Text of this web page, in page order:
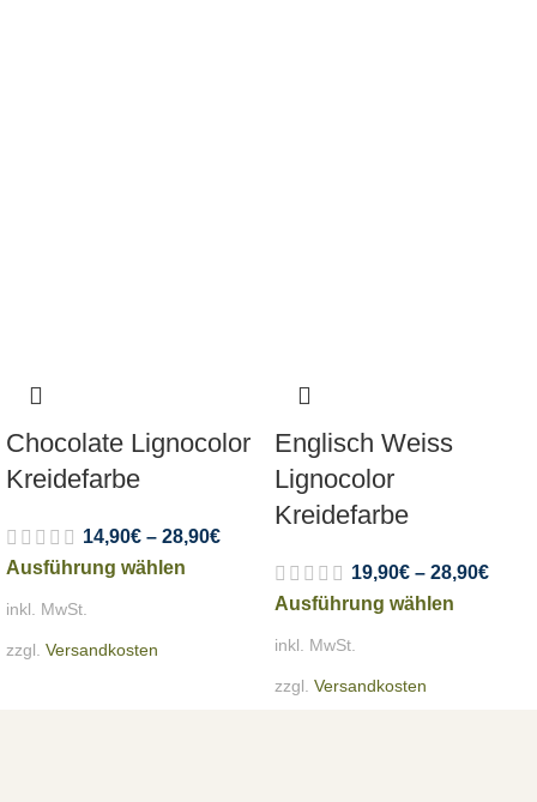
Chocolate Lignocolor
Kreidefarbe
14,90€ – 28,90€
Ausführung wählen
inkl. MwSt.
zzgl. Versandkosten
Englisch Weiss
Lignocolor
Kreidefarbe
19,90€ – 28,90€
Ausführung wählen
inkl. MwSt.
zzgl. Versandkosten